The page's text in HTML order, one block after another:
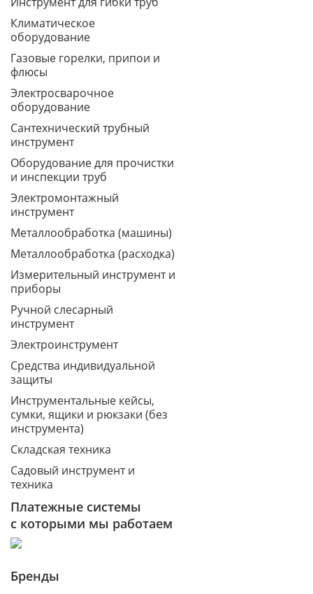
Климатическое
оборудование
Газовые горелки, припои и
флюсы
Электросварочное
оборудование
Сантехнический трубный
инструмент
Оборудование для прочистки
и инспекции труб
Электромонтажный
инструмент
Металлообработка (машины)
Металлообработка (расходка)
Измерительный инструмент и
приборы
Ручной слесарный
инструмент
Электроинструмент
Средства индивидуальной
защиты
Инструментальные кейсы,
сумки, ящики и рюкзаки (без
инструмента)
Складская техника
Садовый инструмент и
техника
Платежные системы
с которыми мы работаем
Бренды